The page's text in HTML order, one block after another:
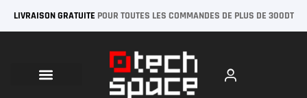
LIVRAISON GRATUITE POUR TOUTES LES COMMANDES DE PLUS DE 300DT